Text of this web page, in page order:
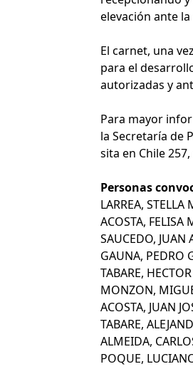
elevación ante
El carnet, una
para el
autorizadas y
Para mayor
la Secretaría de
sita en Chile
Personas
LARREA, STELLA
ACOSTA, FELISA
SAUCEDO, JUAN
GAUNA, PEDRO
TABARE,
MONZON,
ACOSTA, JUAN
TABARE,
ALMEIDA,
POQUE,